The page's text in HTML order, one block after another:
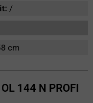
/
cm
144 N PROFI